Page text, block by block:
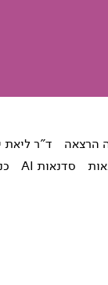
הרצאה
ד"ר ליאת
סדנאות AI